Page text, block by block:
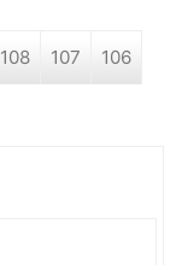
108 107 106